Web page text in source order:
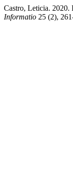
Castro, Leticia. 2020.
Informatio 25 (2),